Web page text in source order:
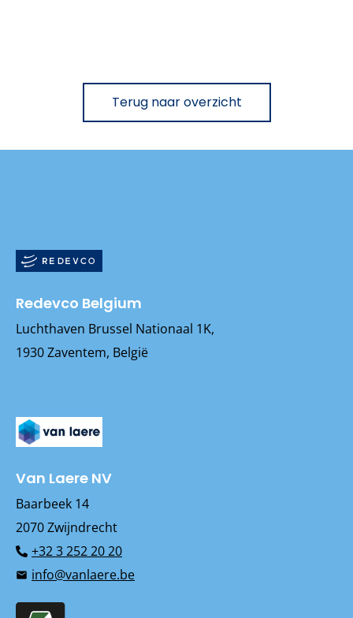
Terug naar overzicht
Redevco Belgium
Luchthaven Brussel Nationaal 1K,
1930 Zaventem, België
Van Laere NV
Baarbeek 14
2070 Zwijndrecht
+32 3 252 20 20
info@vanlaere.be